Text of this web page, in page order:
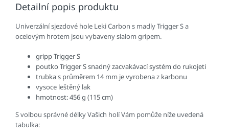
Detailní popis produktu
Univerzální sjezdové hole Leki Carbon s madly Trigger S a
ocelovým hrotem jsou vybaveny slalom gripem.
gripp Trigger S
poutko Trigger S snadný zacvakávací systém do rukojeti
trubka s průměrem 14 mm je vyrobena z karbonu
vysoce leštěný lak
hmotnost: 456 g (115 cm)
S volbou správné délky Vašich holí Vám pomůže níže uvedená
tabulka: